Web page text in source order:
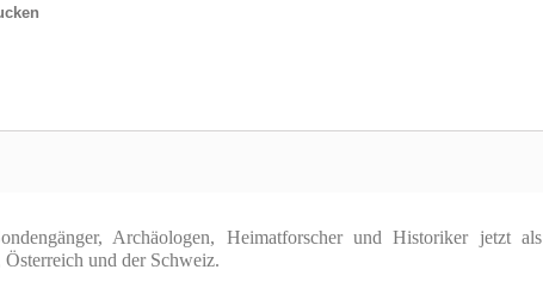
Archäologen, Heimatforscher und Historiker jetzt als
und der Schweiz.